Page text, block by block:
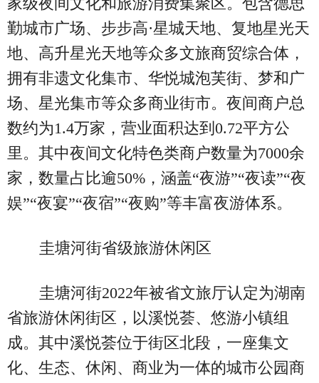
勤城市广场、步步高·星城天地、复地星光天
地、高升星光天地等众多文旅商贸综合体，
拥有非遗文化集市、华悦城泡芙街、梦和广
场、星光集市等众多商业街市。夜间商户总
数约为1.4万家，营业面积达到0.72平方公
里。其中夜间文化特色类商户数量为7000余
家，数量占比逾50%，涵盖“夜游”“夜读”“夜
娱”“夜宴”“夜宿”“夜购”等丰富夜游体系。
圭塘河街省级旅游休闲区
圭塘河街2022年被省文旅厅认定为湖南
省旅游休闲街区，以溪悦荟、悠游小镇组
成。其中溪悦荟位于街区北段，一座集文
化、生态、休闲、商业为一体的城市公园商